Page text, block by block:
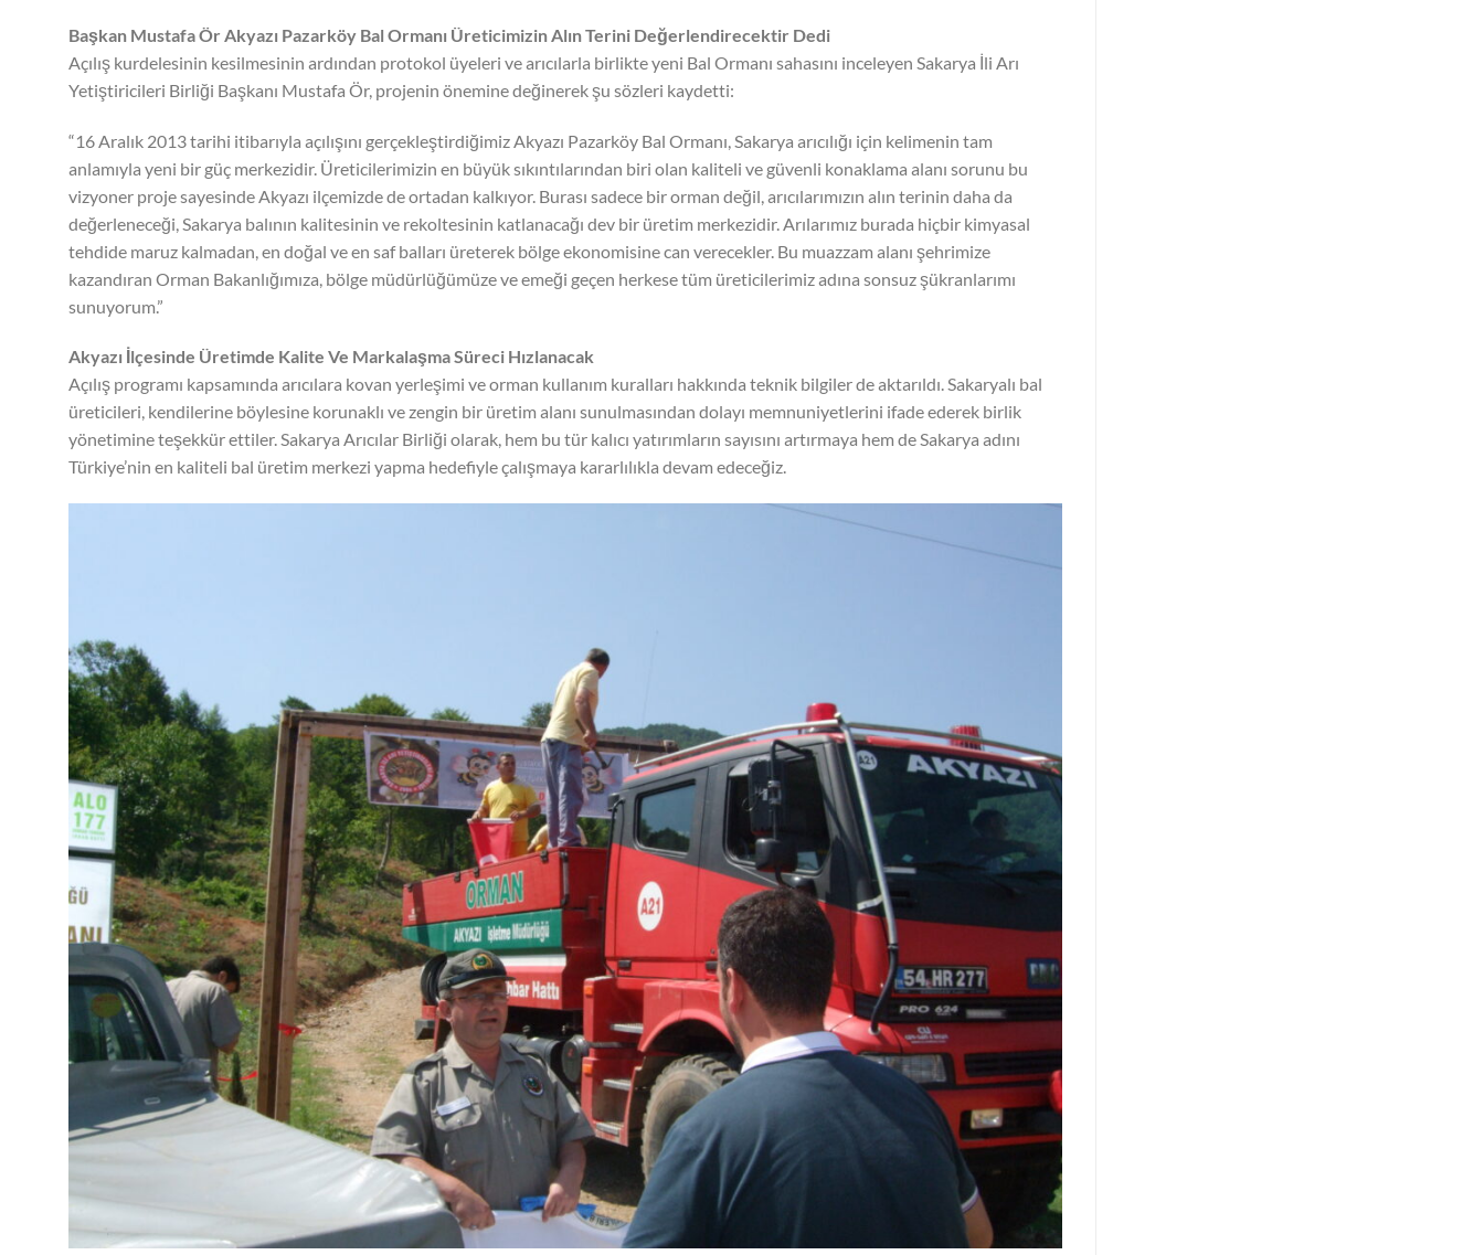
Başkan Mustafa Ör Akyazı Pazarköy Bal Ormanı Üreticimizin Alın Terini Değerlendirecektir Dedi
Açılış kurdelesinin kesilmesinin ardından protokol üyeleri ve arıcılarla birlikte yeni Bal Ormanı sahasını inceleyen Sakarya İli Arı
Yetiştiricileri Birliği Başkanı Mustafa Ör, projenin önemine değinerek şu sözleri kaydetti:
“16 Aralık 2013 tarihi itibarıyla açılışını gerçekleştirdiğimiz Akyazı Pazarköy Bal Ormanı, Sakarya arıcılığı için kelimenin tam
anlamıyla yeni bir güç merkezidir. Üreticilerimizin en büyük sıkıntılarından biri olan kaliteli ve güvenli konaklama alanı sorunu bu
vizyoner proje sayesinde Akyazı ilçemizde de ortadan kalkıyor. Burası sadece bir orman değil, arıcılarımızın alın terinin daha da
değerleneceği, Sakarya balının kalitesinin ve rekoltesinin katlanacağı dev bir üretim merkezidir. Arılarımız burada hiçbir kimyasal
tehdide maruz kalmadan, en doğal ve en saf balları üreterek bölge ekonomisine can verecekler. Bu muazzam alanı şehrimize
kazandıran Orman Bakanlığımıza, bölge müdürlüğümüze ve emeği geçen herkese tüm üreticilerimiz adına sonsuz şükranlarımı
sunuyorum.”
Akyazı İlçesinde Üretimde Kalite Ve Markalaşma Süreci Hızlanacak
Açılış programı kapsamında arıcılara kovan yerleşimi ve orman kullanım kuralları hakkında teknik bilgiler de aktarıldı. Sakaryalı bal
üreticileri, kendilerine böylesine korunaklı ve zengin bir üretim alanı sunulmasından dolayı memnuniyetlerini ifade ederek birlik
yönetimine teşekkür ettiler. Sakarya Arıcılar Birliği olarak, hem bu tür kalıcı yatırımların sayısını artırmaya hem de Sakarya adını
Türkiye’nin en kaliteli bal üretim merkezi yapma hedefiyle çalışmaya kararlılıkla devam edeceğiz.